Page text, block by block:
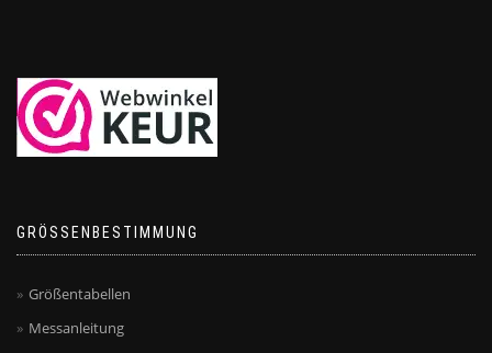
GRÖSSENBESTIMMUNG
Größentabellen
Messanleitung